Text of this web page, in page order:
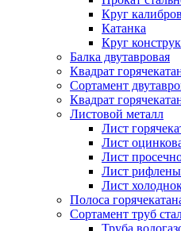
Круг
Катанка
Круг
Балка двутавровая
Квадрат
Сортамент
Квадрат
Листовой металл
Лист
Лист
Лист
Лист
Лист
Полоса
Сортамент труб
Труба